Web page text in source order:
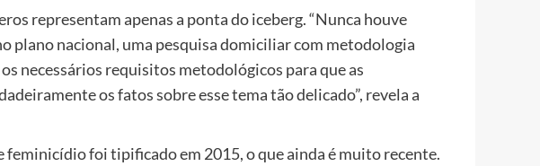
representam apenas a ponta do iceberg. “Nunca houve
plano nacional, uma pesquisa domiciliar com metodologia
necessários requisitos metodológicos para que as
os fatos sobre esse tema tão delicado”, revela a
feminicídio foi tipificado em 2015, o que ainda é muito recente.